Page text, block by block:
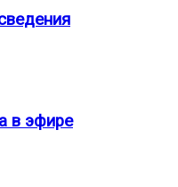
в эфире